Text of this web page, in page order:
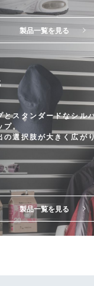
製品一覧を見る
とスタンダードなシル
。
の選択肢が大きく広が
製品一覧を見る